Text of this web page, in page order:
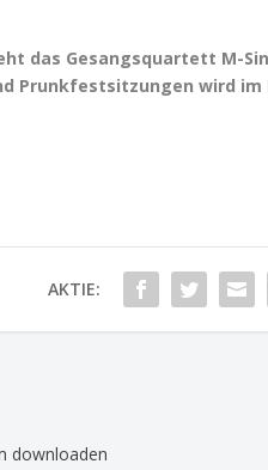
das Gesangsquartett M-
Prunkfestsitzungen wird
AKTIE:
downloaden